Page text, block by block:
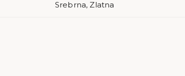
Srebrna, Zlatna